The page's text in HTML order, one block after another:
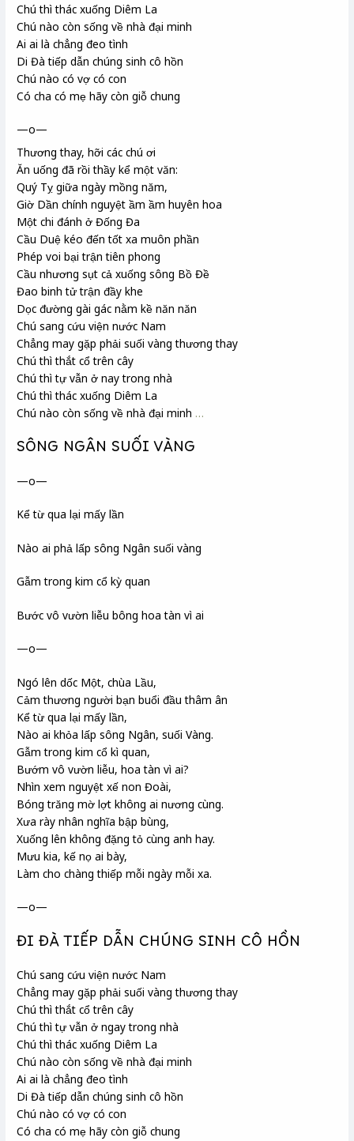
Chú thì thác xuống Diêm La
Chú nào còn sống về nhà đại minh
Ai ai là chẳng đeo tình
Di Đà tiếp dẫn chúng sinh cô hồn
Chú nào có vợ có con
Có cha có mẹ hãy còn giỗ chung
—o—
Thương thay, hỡi các chú ơi
Ăn uống đã rồi thầy kể một văn:
Quý Tỵ giữa ngày mồng năm,
Giờ Dần chính nguyệt ầm ầm huyên hoa
Một chi đánh ở Đống Đa
Cầu Duệ kéo đến tốt xa muôn phần
Phép voi bại trận tiên phong
Cầu nhương sụt cả xuống sông Bồ Đề
Đao binh tử trận đầy khe
Dọc đường gài gác nằm kề năn năn
Chú sang cứu viện nước Nam
Chẳng may gặp phải suối vàng thương thay
Chú thì thắt cổ trên cây
Chú thì tự vẫn ở nay trong nhà
Chú thì thác xuống Diêm La
Chú nào còn sống về nhà đại minh …
SÔNG NGÂN SUỐI VÀNG
—o—
Kể từ qua lại mấy lần
Nào ai phả lấp sông Ngân suối vàng
Gẫm trong kim cổ kỳ quan
Bước vô vườn liễu bông hoa tàn vì ai
—o—
Ngó lên dốc Một, chùa Lầu,
Cảm thương người bạn buổi đầu thâm ân
Kể từ qua lại mấy lần,
Nào ai khỏa lấp sông Ngân, suối Vàng.
Gẫm trong kim cổ kì quan,
Bướm vô vườn liễu, hoa tàn vì ai?
Nhìn xem nguyệt xế non Đoài,
Bóng trăng mờ lợt không ai nương cùng.
Xưa rày nhân nghĩa bập bùng,
Xuống lên không đặng tỏ cùng anh hay.
Mưu kia, kế nọ ai bày,
Làm cho chàng thiếp mỗi ngày mỗi xa.
—o—
ĐI ĐÀ TIẾP DẪN CHÚNG SINH CÔ HỒN
Chú sang cứu viện nước Nam
Chẳng may gặp phải suối vàng thương thay
Chú thì thắt cổ trên cây
Chú thì tự vẫn ở ngay trong nhà
Chú thì thác xuống Diêm La
Chú nào còn sống về nhà đại minh
Ai ai là chẳng đeo tình
Di Đà tiếp dẫn chúng sinh cô hồn
Chú nào có vợ có con
Có cha có mẹ hãy còn giỗ chung